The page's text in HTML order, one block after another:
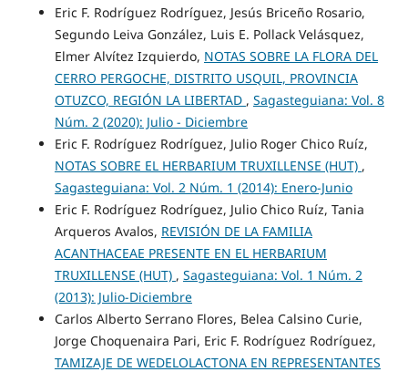
Eric F. Rodríguez Rodríguez, Jesús Briceño Rosario,
Segundo Leiva González, Luis E. Pollack Velásquez,
Elmer Alvítez Izquierdo, NOTAS SOBRE LA FLORA DEL
CERRO PERGOCHE, DISTRITO USQUIL, PROVINCIA
OTUZCO, REGIÓN LA LIBERTAD , Sagasteguiana: Vol. 8
Núm. 2 (2020): Julio - Diciembre
Eric F. Rodríguez Rodríguez, Julio Roger Chico Ruíz,
NOTAS SOBRE EL HERBARIUM TRUXILLENSE (HUT) ,
Sagasteguiana: Vol. 2 Núm. 1 (2014): Enero-Junio
Eric F. Rodríguez Rodríguez, Julio Chico Ruíz, Tania
Arqueros Avalos, REVISIÓN DE LA FAMILIA
ACANTHACEAE PRESENTE EN EL HERBARIUM
TRUXILLENSE (HUT) , Sagasteguiana: Vol. 1 Núm. 2
(2013): Julio-Diciembre
Carlos Alberto Serrano Flores, Belea Calsino Curie,
Jorge Choquenaira Pari, Eric F. Rodríguez Rodríguez,
TAMIZAJE DE WEDELOLACTONA EN REPRESENTANTES